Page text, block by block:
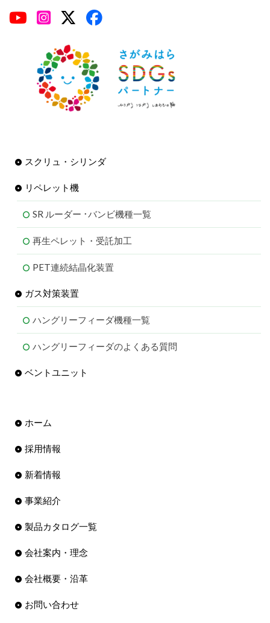
スクリュ・シリンダ
リペレット機
SR ルーダー ･バンビ機種一覧
再生ペレット・受託加工
PET連続結晶化装置
ガス対策装置
ハングリーフィーダ機種一覧
ハングリーフィーダのよくある質問
ベントユニット
ホーム
採用情報
新着情報
事業紹介
製品カタログ一覧
会社案内・理念
会社概要・沿革
お問い合わせ